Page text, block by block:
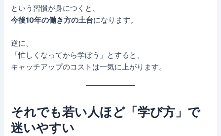
という習慣が身につくと、
今後10年の働き方の土台になります。
逆に、
「忙しくなってから学ぼう」とすると、
キャッチアップのコストは一気に上がります。
それでも若い人ほど「学び方」で
迷いやすい